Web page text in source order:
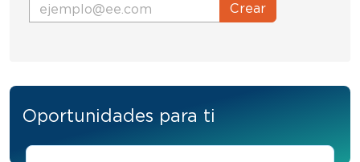
Crear
Oportunidades para ti